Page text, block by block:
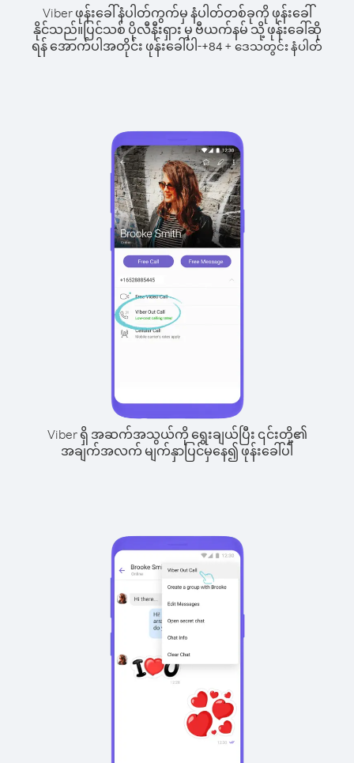
Viber ဖုန်းခေါ်နံပါတ်ကွက်မှ နံပါတ်တစ်ခုကို ဖုန်းခေါ်
နိုင်သည်။ ပြင်သစ် ပိုလီနီးရှား မှ ဗီယက်နမ် သို့ ဖုန်းခေါ်ဆို
ရန် အောက်ပါအတိုင်း ဖုန်းခေါ်ပါ-+84 + ဒေသတွင်း နံပါတ်
Viber ရှိ အဆက်အသွယ်ကို ရွေးချယ်ပြီး ၎င်းတို့၏
အချက်အလက် မျက်နှာပြင်မှနေ၍ ဖုန်းခေါ်ပါ